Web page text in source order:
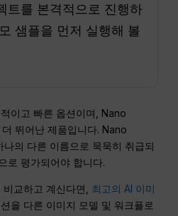
트를 본격적으로 진행하
샘플을 먼저 실행해 볼
이고 빠른 옵션이며, Nano
뛰어난 제품입니다. Nano
의 다른 이름으로 묵묵히 취급되
로 평가되어야 합니다.
교하고 계신다면, 최고의 AI 이미
을 다른 이미지 모델 및 워크플로